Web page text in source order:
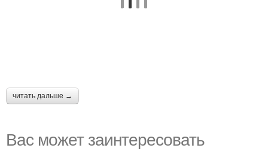
читать дальше →
Вас может заинтересовать